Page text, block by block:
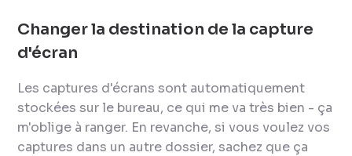
Changer la destination de la capture
d'écran
Les captures d'écrans sont automatiquement
stockées sur le bureau, ce qui me va très bien - ça
m'oblige à ranger. En revanche, si vous voulez vos
captures dans un autre dossier, sachez que ça